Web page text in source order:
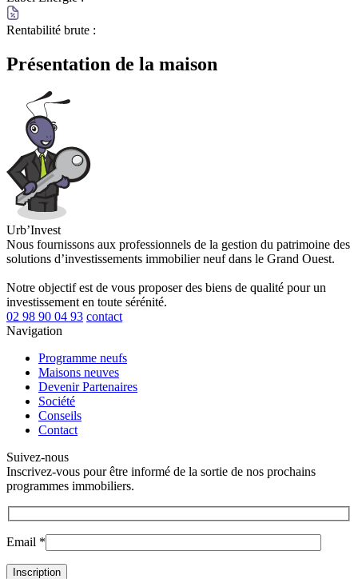
Rentabilité brute :
Présentation de la maison
Urb’Invest
Nous fournissons aux professionnels de la gestion du patrimoine des
solutions d’investissements immobilier neuf dans le Grand Ouest.
Notre objectif est de vous proposer des biens de qualité pour un
investissement en toute sérénité.
02 98 90 04 93 contact
Navigation
Programme neufs
Maisons neuves
Devenir Partenaires
Société
Conseils
Contact
Suivez-nous
Inscrivez-vous pour être informé de la sortie de nos prochains
programmes immobiliers.
Email *